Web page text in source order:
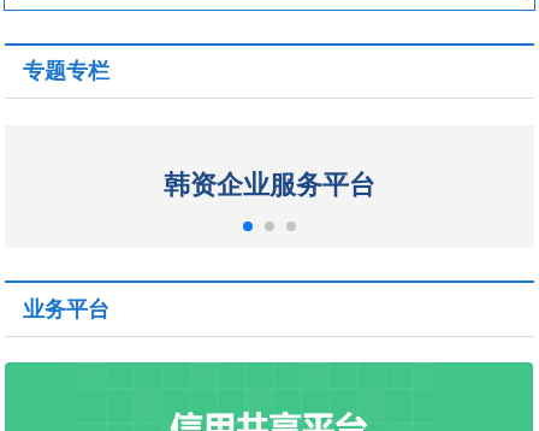
专题专栏
韩资企业服务平台
业务平台